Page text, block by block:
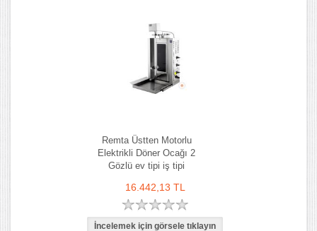
Remta Üstten Motorlu
Elektrikli Döner Ocağı 2
Gözlü ev tipi iş tipi
16.442,13 TL